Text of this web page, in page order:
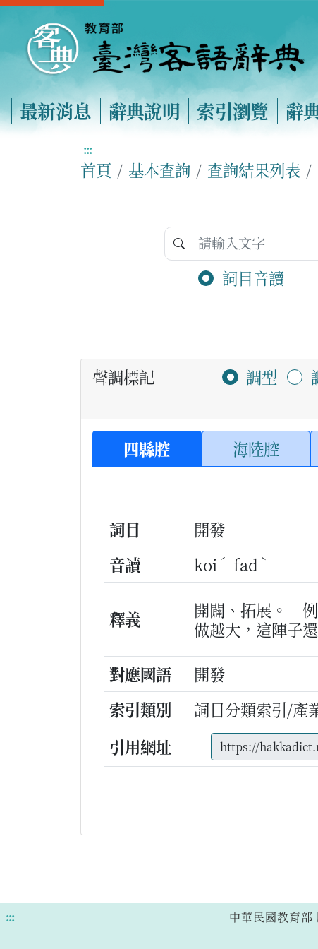
最新消息 辭典說明 索引瀏覽 辭
:::
首頁 基本查詢 查詢結果列表
詞目音讀
聲調標記 調型
四縣腔 海陸腔
詞目
開發
音讀
koi ˊ fad ˋ
釋義 開闢、拓展。
做越大，這陣子
對應國語
開發
索引類別
詞目分類索引/產
引用網址
:::
中華民國教育